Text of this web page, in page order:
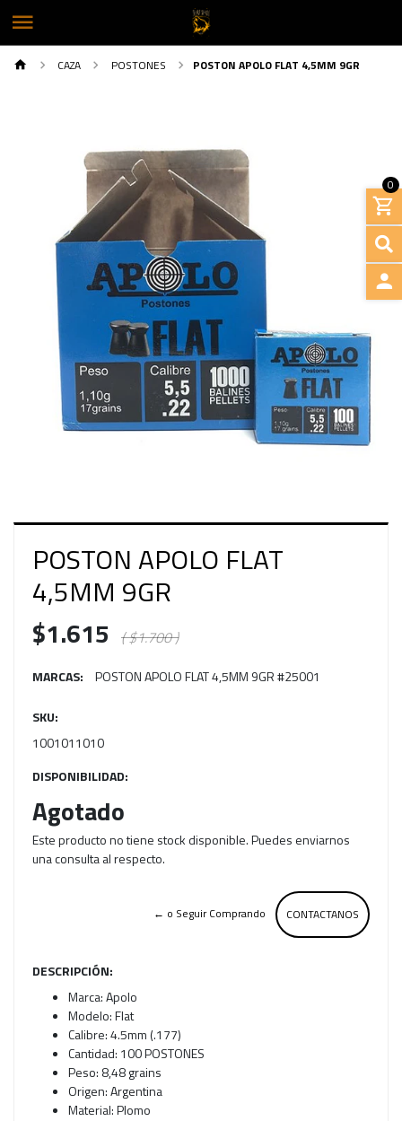
0
CAZA POSTONES POSTON APOLO FLAT 4,5MM 9GR
POSTON APOLO FLAT
4,5MM 9GR
$1.615 ( $1.700 )
MARCAS: POSTON APOLO FLAT 4,5MM 9GR #25001
SKU:
1001011010
DISPONIBILIDAD:
Agotado
Este producto no tiene stock disponible. Puedes enviarnos
una consulta al respecto.
CONTACTANOS
← o Seguir Comprando
DESCRIPCIÓN:
Marca: Apolo
Modelo: Flat
Calibre: 4.5mm (.177)
Cantidad: 100 POSTONES
Peso: 8,48 grains
Origen: Argentina
Material: Plomo